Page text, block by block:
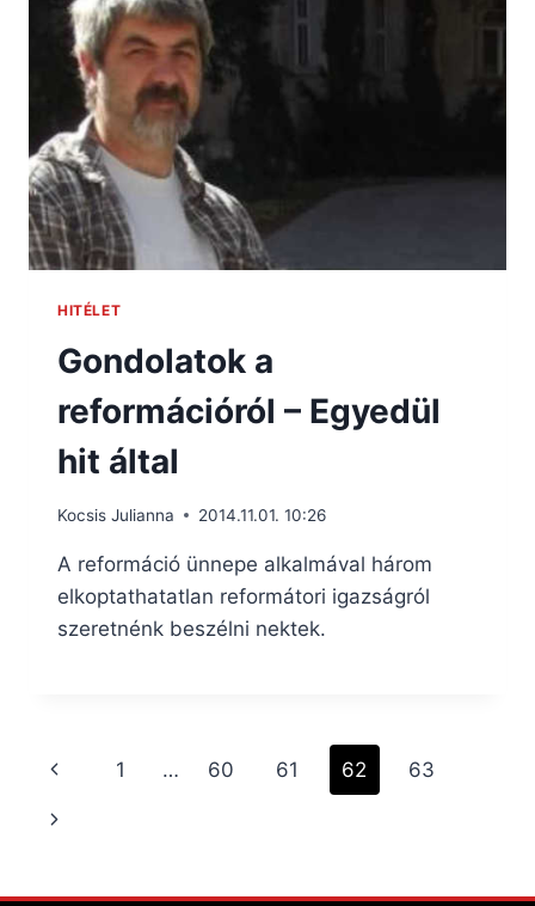
HITÉLET
Gondolatok a
reformációról – Egyedül
hit által
Kocsis Julianna 2014.11.01. 10:26
A reformáció ünnepe alkalmával három
elkoptathatatlan reformátori igazságról
szeretnénk beszélni nektek.
Page
navigation
Previous
Page
1 … 60 61 62 63
Next